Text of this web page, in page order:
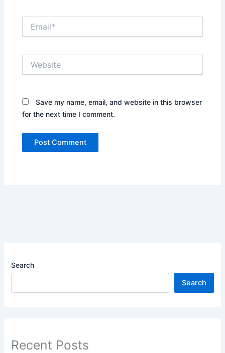
Save my name, email, and website in this browser
for the next time I comment.
Search
Search
Recent Posts